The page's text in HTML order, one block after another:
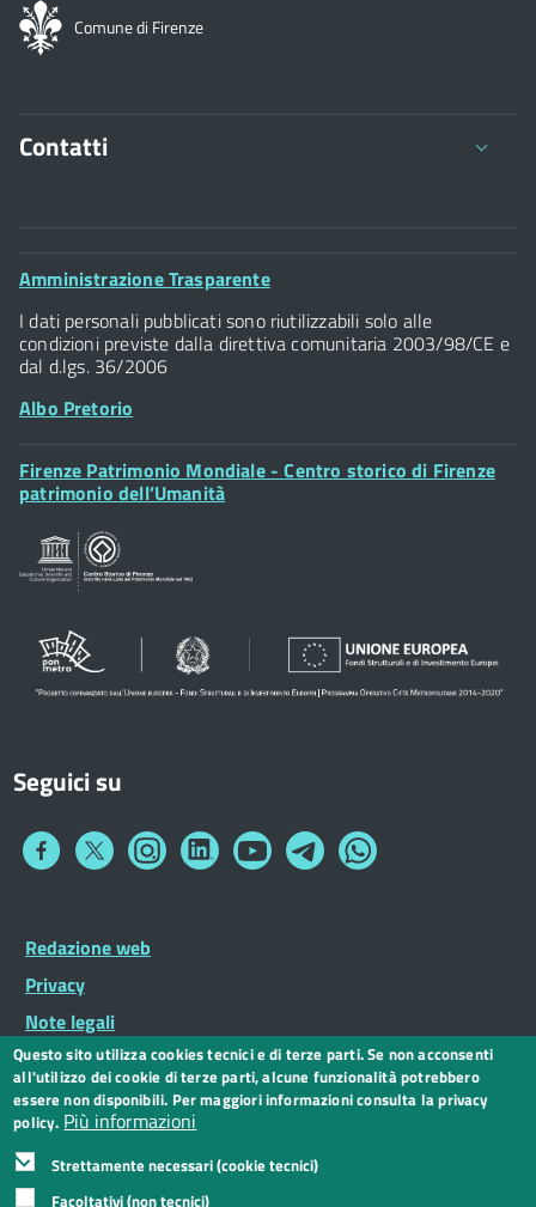
Comune di Firenze
Contatti
Comune di Firenze
Palazzo Vecchio
Piazza della Signoria - 50122, Firenze
P.IVA 01307110484
Posta Elettronica Certificata
Footer
Amministrazione Trasparente
I dati personali pubblicati sono riutilizzabili solo alle
condizioni previste dalla direttiva comunitaria 2003/98/CE e
dal d.lgs. 36/2006
Albo Pretorio
Footer
Widget
Firenze Patrimonio Mondiale - Centro storico di Firenze
patrimonio dell’Umanità
Seguici su
Collegamento
Collegamento
a
Collegamento
a
Collegamento
a
Collegamento
a
Collegamento
a
Collegamento
a
Footer
Widget
Footer
menu
Redazione web
Privacy
Note legali
Dichiarazione di accessibilità
CC BY 3.0 IT
Questo sito utilizza cookies tecnici e di terze parti. Se non acconsenti
all'utilizzo dei cookie di terze parti, alcune funzionalità potrebbero
essere non disponibili. Per maggiori informazioni consulta la privacy
policy. Più informazioni
Strettamente necessari (cookie tecnici)
Facoltativi (non tecnici)